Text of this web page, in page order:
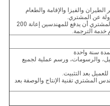
والفيزا والإقامة والطعام
عن المشتري.
وبالإضافة إلى ذلك، يجب على المشتري أن يدفع للمهندسين إعانة 200
الترجمة.
سنة واحدة
والرسومات، ورسم عملية لجميع
بعد التثبيت.
المشتري تقنية الإنتاج والوصفة بعد